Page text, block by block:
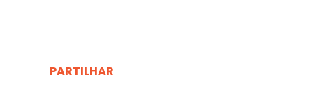
PARTILHAR